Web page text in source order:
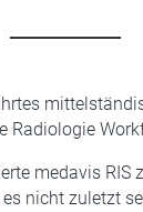
Radiologie
medavis RIS
nicht zuletzt